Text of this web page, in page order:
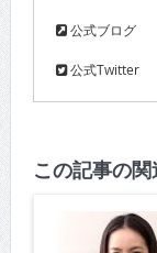
公式ブログ
公式Twitter
この記事の